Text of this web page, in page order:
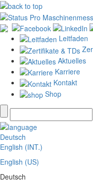
Leitfaden
Aktuelles
Karriere
Kontakt
Shop
Deutsch
English (INT.)
English (US)
Deutsch